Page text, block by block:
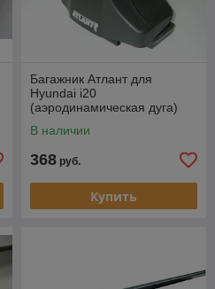
Багажник Атлант для
Hyundai i20
(аэродинамическая дуга)
В наличии
368 руб.
Купить